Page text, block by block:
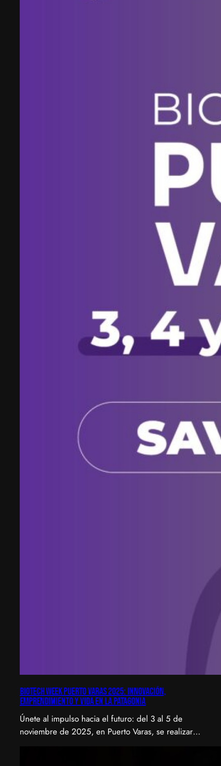
Biotech Week Puerto Varas 2025: Innovación,
emprendimiento y vida en la Patagonia
Únete al impulso hacia el futuro: del 3 al 5 de
noviembre de 2025, en Puerto Varas, se realizará